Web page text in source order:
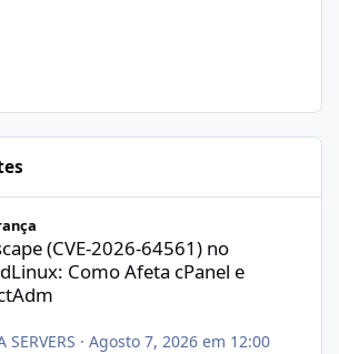
64561) no CloudLinux: Como Afeta cPanel
(CVE-2026-64561) no
Como Afeta cPanel e
SERVERS · Agosto 7, 2026 em 12:00